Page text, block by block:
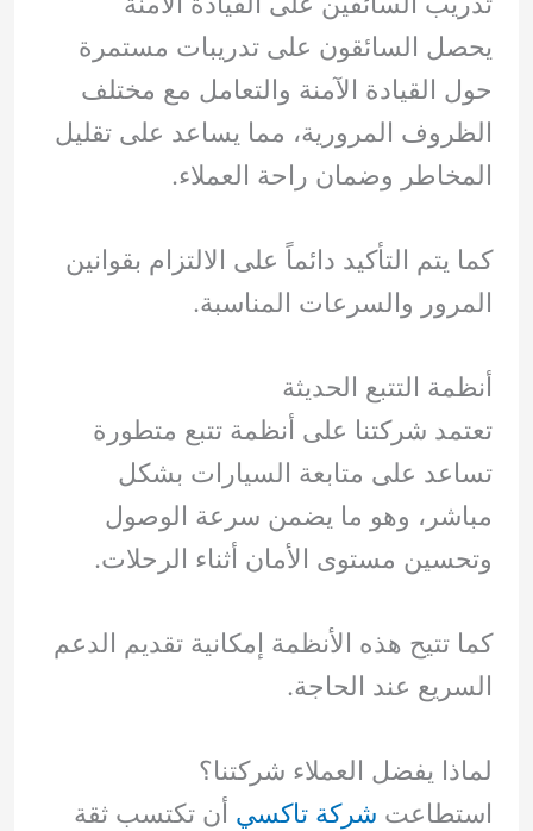
يحصل السائقون على تدريبات مستمرة
حول القيادة الآمنة والتعامل مع مختلف
الظروف المرورية، مما يساعد على تقليل
المخاطر وضمان راحة العملاء.
كما يتم التأكيد دائماً على الالتزام بقوانين
المرور والسرعات المناسبة.
أنظمة التتبع الحديثة
تعتمد شركتنا على أنظمة تتبع متطورة
تساعد على متابعة السيارات بشكل
مباشر، وهو ما يضمن سرعة الوصول
وتحسين مستوى الأمان أثناء الرحلات.
كما تتيح هذه الأنظمة إمكانية تقديم الدعم
السريع عند الحاجة.
لماذا يفضل العملاء شركتنا؟
استطاعت شركة تاكسي أن تكتسب ثقة